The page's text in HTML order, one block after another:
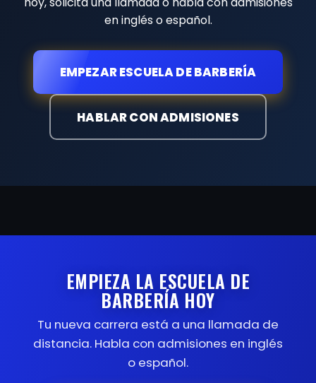
en inglés o español.
EMPEZAR ESCUELA DE BARBERÍA
HABLAR CON ADMISIONES
EMPIEZA LA ESCUELA DE
BARBERÍA HOY
Tu nueva carrera está a una llamada de
distancia. Habla con admisiones en inglés
o español.